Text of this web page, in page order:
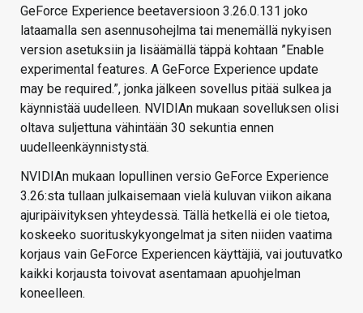
GeForce Experience beetaversioon 3.26.0.131 joko
lataamalla sen asennusohejlma tai menemällä nykyisen
version asetuksiin ja lisäämällä täppä kohtaan ”Enable
experimental features. A GeForce Experience update
may be required.”, jonka jälkeen sovellus pitää sulkea ja
käynnistää uudelleen. NVIDIAn mukaan sovelluksen olisi
oltava suljettuna vähintään 30 sekuntia ennen
uudelleenkäynnistystä.
NVIDIAn mukaan lopullinen versio GeForce Experience
3.26:sta tullaan julkaisemaan vielä kuluvan viikon aikana
ajuripäivityksen yhteydessä. Tällä hetkellä ei ole tietoa,
koskeeko suorituskykyongelmat ja siten niiden vaatima
korjaus vain GeForce Experiencen käyttäjiä, vai joutuvatko
kaikki korjausta toivovat asentamaan apuohjelman
koneelleen.